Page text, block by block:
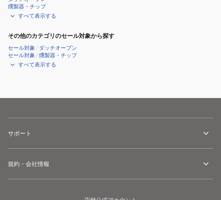
燻製器・チップ
すべて表示する
その他のカテゴリのセール対象から探す
セール対象 / ダッチオーブン
セール対象 /燻製器・チップ
すべて表示する
サポート
規約・会社情報